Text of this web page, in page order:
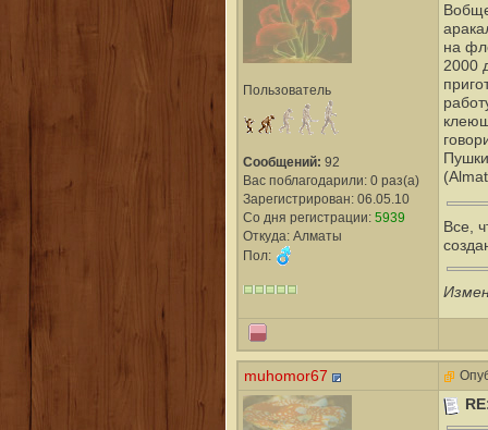
Пользователь
Сообщений: 92
Вас поблагодарили: 0 раз(а)
Зарегистрирован: 06.05.10
Со дня регистрации: 5939
Откуда: Алматы
Пол:
на
2000
Все,
muhomor67